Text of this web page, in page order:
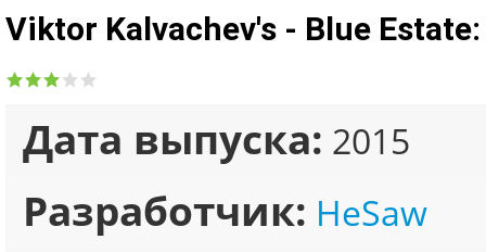
Viktor Kalvachev's - Blue
Дата выпуска: 2015
Разработчик: HeSaw